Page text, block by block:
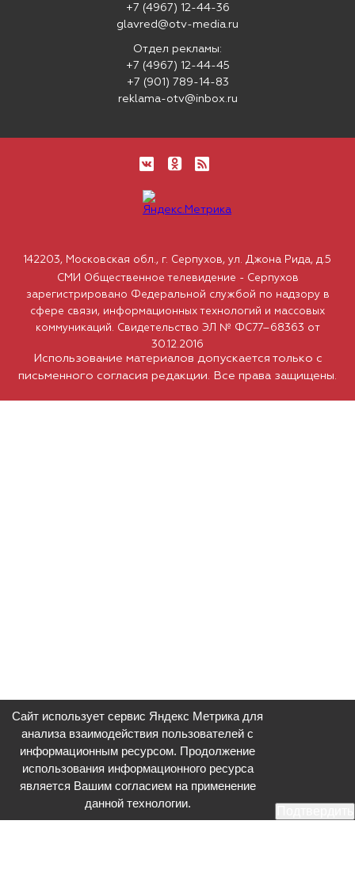
+7 (4967) 12-44-36
glavred@otv-media.ru
Отдел рекламы:
+7 (4967) 12-44-45
+7 (901) 789-14-83
reklama-otv@inbox.ru
Использование материалов допускается только с
письменного согласия редакции. Все права защищены.
142203, Московская обл., г. Серпухов, ул. Джона Рида, д.5
СМИ Общественное телевидение - Серпухов
зарегистрировано Федеральной службой по надзору в
сфере связи, информационных технологий и массовых
коммуникаций. Свидетельство ЭЛ № ФС77–68363 от
30.12.2016
Сайт использует сервис Яндекс Метрика для
анализа взаимодействия пользователей с
информационным ресурсом. Продолжение
использования информационного ресурса
является Вашим согласием на применение
данной технологии.